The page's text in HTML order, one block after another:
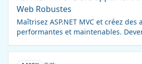
Web Robustes
Maîtrisez ASP.NET MVC et créez
performantes et maintenables.